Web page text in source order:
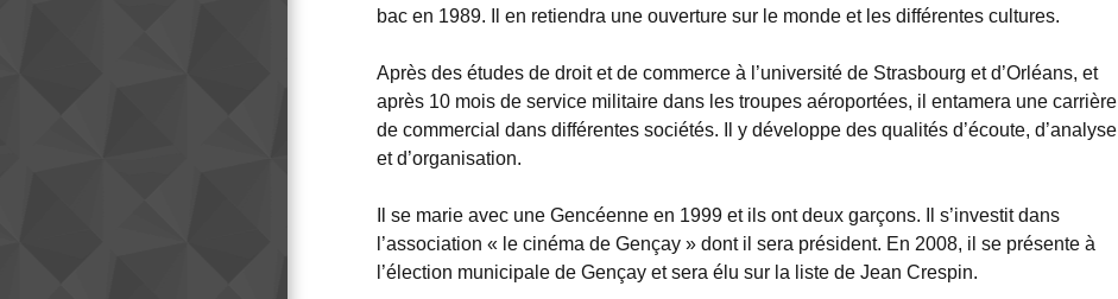
bac en 1989. Il en retiendra une ouverture sur le monde et les différentes cultures.
Après des études de droit et de commerce à l’université de Strasbourg et d’Orléans, et
après 10 mois de service militaire dans les troupes aéroportées, il entamera une carrière
de commercial dans différentes sociétés. Il y développe des qualités d’écoute, d’analyse
et d’organisation.
Il se marie avec une Gencéenne en 1999 et ils ont deux garçons. Il s’investit dans
l’association « le cinéma de Gençay » dont il sera président. En 2008, il se présente à
l’élection municipale de Gençay et sera élu sur la liste de Jean Crespin.